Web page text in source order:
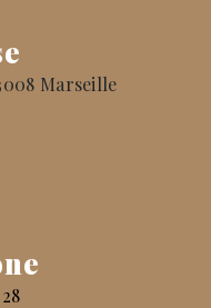
Marseille